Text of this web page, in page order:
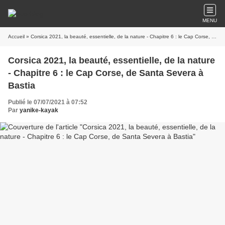
MENU
Accueil » Corsica 2021, la beauté, essentielle, de la nature - Chapitre 6 : le Cap Corse, de Santa Severa à Bastia
Corsica 2021, la beauté, essentielle, de la nature
- Chapitre 6 : le Cap Corse, de Santa Severa à
Bastia
Publié le 07/07/2021 à 07:52
Par yanike-kayak